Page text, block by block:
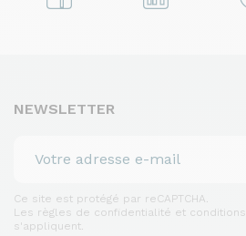
NEWSLETTER
Ce site est protégé par reCAPTCHA.
Les règles de confidentialité et
s'appliquent.